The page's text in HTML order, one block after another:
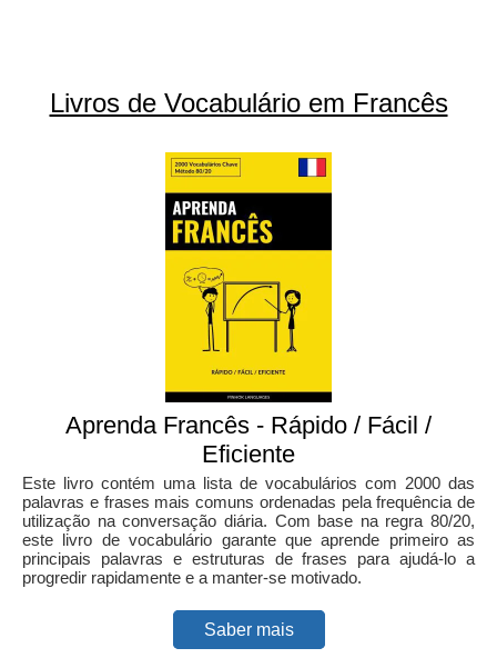
Livros de Vocabulário em Francês
Aprenda Francês - Rápido / Fácil /
Eficiente
Este livro contém uma lista de vocabulários com 2000 das
palavras e frases mais comuns ordenadas pela frequência de
utilização na conversação diária. Com base na regra 80/20,
este livro de vocabulário garante que aprende primeiro as
principais palavras e estruturas de frases para ajudá-lo a
progredir rapidamente e a manter-se motivado.
Saber mais